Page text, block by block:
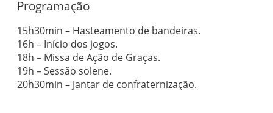
Programação
15h30min – Hasteamento de bandeiras.
16h – Início dos jogos.
18h – Missa de Ação de Graças.
19h – Sessão solene.
20h30min – Jantar de confraternização.